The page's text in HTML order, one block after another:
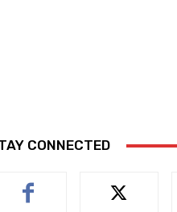
CONNECTED